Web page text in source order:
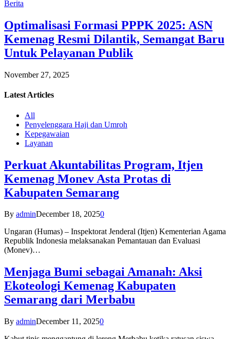
Berita
Optimalisasi Formasi PPPK 2025: ASN
Kemenag Resmi Dilantik, Semangat Baru
Untuk Pelayanan Publik
November 27, 2025
Latest Articles
All
Penyelenggara Haji dan Umroh
Kepegawaian
Layanan
Perkuat Akuntabilitas Program, Itjen
Kemenag Monev Asta Protas di
Kabupaten Semarang
By adminDecember 18, 20250
Ungaran (Humas) – Inspektorat Jenderal (Itjen) Kementerian Agama
Republik Indonesia melaksanakan Pemantauan dan Evaluasi
(Monev)…
Menjaga Bumi sebagai Amanah: Aksi
Ekoteologi Kemenag Kabupaten
Semarang dari Merbabu
By adminDecember 11, 20250